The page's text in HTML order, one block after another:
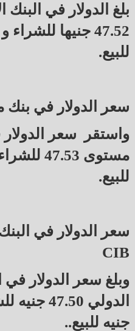
بلغ الدولار في
للبيع.
سعر الدولار في بنك
واستقر سعر
للبيع.
سعر الدولار في
CIB
وبلغ سعر الدولار في
جنيه للبيع..